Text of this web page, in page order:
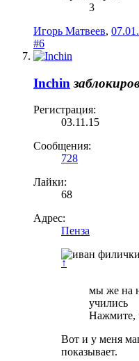
3
Игорь Матвеев,
#6
Inchin
Регистрация:
03.11.15
Сообщения:
728
Лайки:
68
Адрес:
Пенза
↑
мы же на
учились
Нажмите,
Вот и у меня
показывает.